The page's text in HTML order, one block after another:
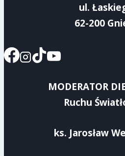
ul.
62-200
MODERATOR
Ruchu
ks. Jarosław